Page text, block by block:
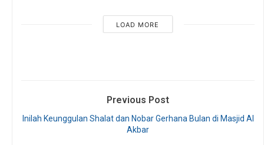
LOAD MORE
Previous Post
Inilah Keunggulan Shalat dan Nobar Gerhana Bulan di Masjid Al
Akbar